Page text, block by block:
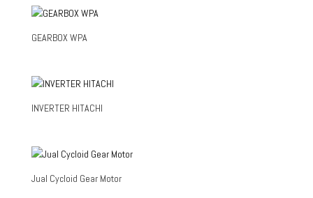
GEARBOX WPA
INVERTER HITACHI
Jual Cycloid Gear Motor